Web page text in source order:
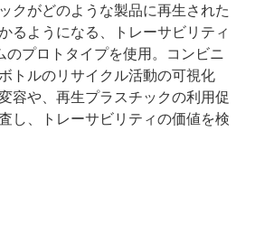
クがどのような製品に再生された
るようになる、トレーサビリティ
のプロトタイプを使用。コンビニ
トルのリサイクル活動の可視化
容や、再生プラスチックの利用促
し、トレーサビリティの価値を検